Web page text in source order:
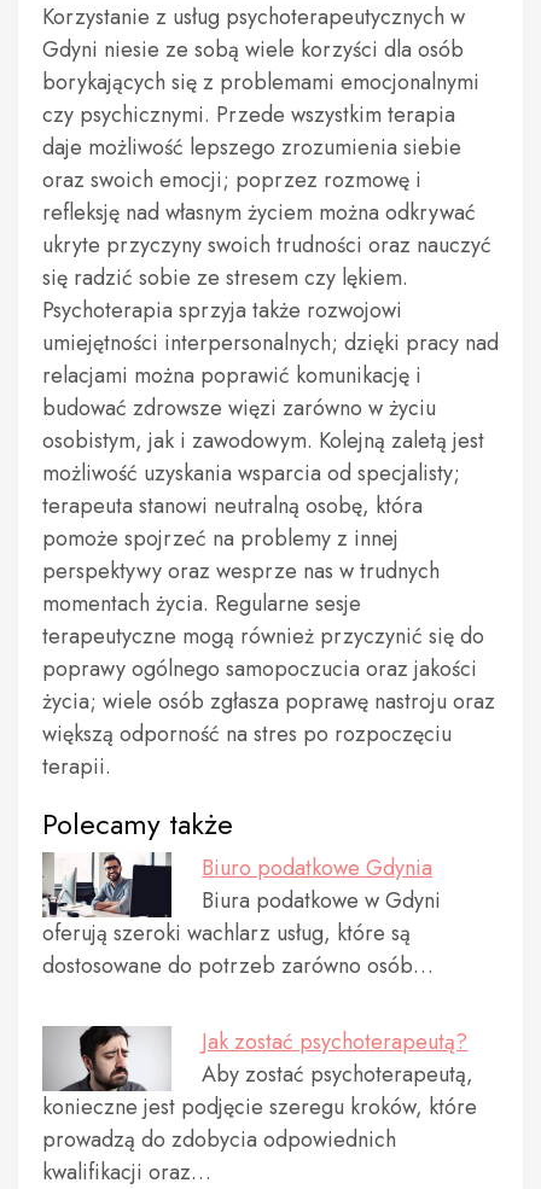
Korzystanie z usług psychoterapeutycznych w
Gdyni niesie ze sobą wiele korzyści dla osób
borykających się z problemami emocjonalnymi
czy psychicznymi. Przede wszystkim terapia
daje możliwość lepszego zrozumienia siebie
oraz swoich emocji; poprzez rozmowę i
refleksję nad własnym życiem można odkrywać
ukryte przyczyny swoich trudności oraz nauczyć
się radzić sobie ze stresem czy lękiem.
Psychoterapia sprzyja także rozwojowi
umiejętności interpersonalnych; dzięki pracy nad
relacjami można poprawić komunikację i
budować zdrowsze więzi zarówno w życiu
osobistym, jak i zawodowym. Kolejną zaletą jest
możliwość uzyskania wsparcia od specjalisty;
terapeuta stanowi neutralną osobę, która
pomoże spojrzeć na problemy z innej
perspektywy oraz wesprze nas w trudnych
momentach życia. Regularne sesje
terapeutyczne mogą również przyczynić się do
poprawy ogólnego samopoczucia oraz jakości
życia; wiele osób zgłasza poprawę nastroju oraz
większą odporność na stres po rozpoczęciu
terapii.
Polecamy także
Biuro podatkowe Gdynia
Biura podatkowe w Gdyni
oferują szeroki wachlarz usług, które są
dostosowane do potrzeb zarówno osób…
Jak zostać psychoterapeutą?
Aby zostać psychoterapeutą,
konieczne jest podjęcie szeregu kroków, które
prowadzą do zdobycia odpowiednich
kwalifikacji oraz…